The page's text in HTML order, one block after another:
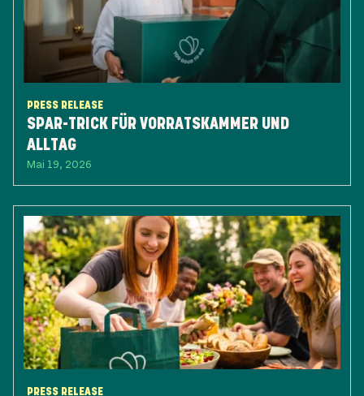
PRESS RELEASE
SPAR-TRICK FÜR VORRATSKAMMER UND
ALLTAG
Mai 19, 2026
PRESS RELEASE